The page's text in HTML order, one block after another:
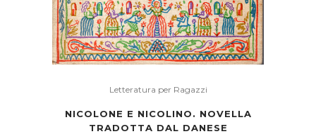
Letteratura per Ragazzi
NICOLONE E NICOLINO. NOVELLA
TRADOTTA DAL DANESE